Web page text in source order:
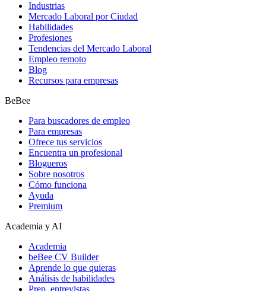
Industrias
Mercado Laboral por Ciudad
Habilidades
Profesiones
Tendencias del Mercado Laboral
Empleo remoto
Blog
Recursos para empresas
BeBee
Para buscadores de empleo
Para empresas
Ofrece tus servicios
Encuentra un profesional
Blogueros
Sobre nosotros
Cómo funciona
Ayuda
Premium
Academia y AI
Academia
beBee CV Builder
Aprende lo que quieras
Análisis de habilidades